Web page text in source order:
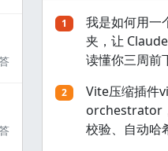
1
我是如何用
夹，让
读懂你三周前
2
Vite压缩插件
orchestrator
校验、自动哈